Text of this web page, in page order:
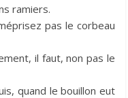
ramiers.
pas le corbeau
il faut, non pas le
quand le bouillon eut